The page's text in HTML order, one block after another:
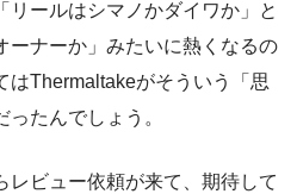
リールはシマノかダイワか」と
ーナーか」みたいに熱くなるの
はThermaltakeがそういう「思
たんでしょう。
レビュー依頼が来て、期待して